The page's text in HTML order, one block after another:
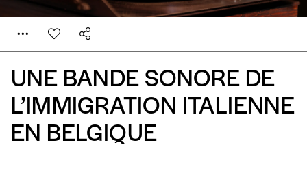
UNE BANDE SONORE DE
L’IMMIGRATION ITALIENNE
EN BELGIQUE
Se connecter
Formulaire de
commande